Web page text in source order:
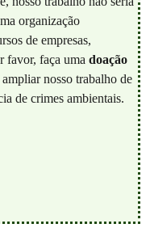
organização
de empresas,
favor, faça uma doação
nosso trabalho de
de crimes ambientais.